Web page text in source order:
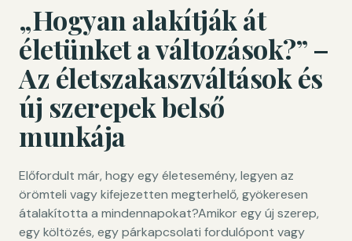
„Hogyan alakítják át
életünket a változások?” –
Az életszakaszváltások és
új szerepek belső
munkája
Előfordult már, hogy egy életesemény, legyen az
örömteli vagy kifejezetten megterhelő, gyökeresen
átalakította a mindennapokat?Amikor egy új szerep,
egy költözés, egy párkapcsolati fordulópont vagy